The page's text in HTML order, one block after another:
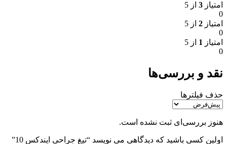
امتیاز 3 از 5
0
امتیاز 2 از 5
0
امتیاز 1 از 5
0
نقد و بررسی‌ها
حذف فیلترها
هنوز بررسی‌ای ثبت نشده است.
اولین کسی باشید که دیدگاهی می نویسد “تیغ جراحی ایندکس 10”